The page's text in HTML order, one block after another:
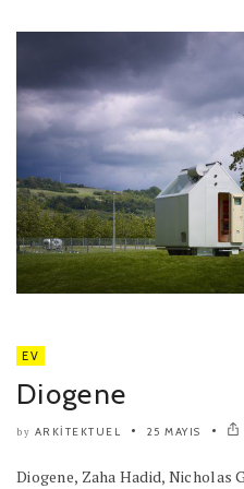
EV
Diogene
by ARKITEKTUEL 25 MAYIS
Diogene, Zaha Hadid, Nicholas